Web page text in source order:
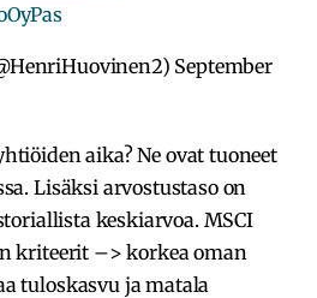
September
aika? Ne ovat tuoneet
Lisäksi arvostustaso on
keskiarvoa. MSCI
kriteerit –> korkea oman
tuloskasvu ja matala